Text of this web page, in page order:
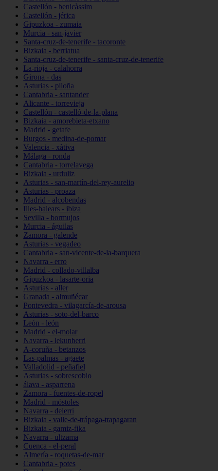
Castellón - benicàssim
Castellón - jérica
Gipuzkoa - zumaia
Murcia - san-javier
Santa-cruz-de-tenerife - tacoronte
Bizkaia - berriatua
Santa-cruz-de-tenerife - santa-cruz-de-tenerife
La-rioja - calahorra
Girona - das
Asturias - piloña
Cantabria - santander
Alicante - torrevieja
Castellón - castelló-de-la-plana
Bizkaia - amorebieta-etxano
Madrid - getafe
Burgos - medina-de-pomar
Valencia - xàtiva
Málaga - ronda
Cantabria - torrelavega
Bizkaia - urduliz
Asturias - san-martín-del-rey-aurelio
Asturias - proaza
Madrid - alcobendas
Illes-balears - ibiza
Sevilla - bormujos
Murcia - águilas
Zamora - galende
Asturias - vegadeo
Cantabria - san-vicente-de-la-barquera
Navarra - erro
Madrid - collado-villalba
Gipuzkoa - lasarte-oria
Asturias - aller
Granada - almuñécar
Pontevedra - vilagarcía-de-arousa
Asturias - soto-del-barco
León - león
Madrid - el-molar
Navarra - lekunberri
A-coruña - betanzos
Las-palmas - agaete
Valladolid - peñafiel
Asturias - sobrescobio
álava - asparrena
Zamora - fuentes-de-ropel
Madrid - móstoles
Navarra - deierri
Bizkaia - valle-de-trápaga-trapagaran
Bizkaia - gamiz-fika
Navarra - ultzama
Cuenca - el-peral
Almería - roquetas-de-mar
Cantabria - potes